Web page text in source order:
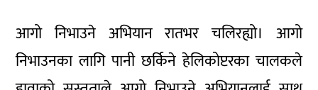
आगो निभाउने अभियान रातभर चलिरह्यो। आगो
निभाउनका लागि पानी छर्किने हेलिकोप्टरका चालकले